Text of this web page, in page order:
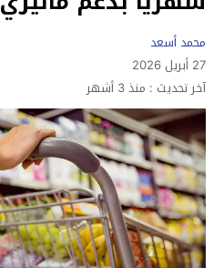
محمد أسعد
27 أبريل 2026
آخر تحديث : منذ 3 أشهر